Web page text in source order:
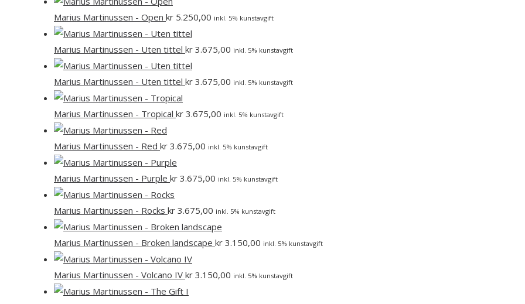
Marius Martinussen - Open kr 5.250,00 inkl. 5% kunstavgift
Marius Martinussen - Uten tittel kr 3.675,00 inkl. 5% kunstavgift
Marius Martinussen - Uten tittel kr 3.675,00 inkl. 5% kunstavgift
Marius Martinussen - Tropical kr 3.675,00 inkl. 5% kunstavgift
Marius Martinussen - Red kr 3.675,00 inkl. 5% kunstavgift
Marius Martinussen - Purple kr 3.675,00 inkl. 5% kunstavgift
Marius Martinussen - Rocks kr 3.675,00 inkl. 5% kunstavgift
Marius Martinussen - Broken landscape kr 3.150,00 inkl. 5% kunstavgift
Marius Martinussen - Volcano IV kr 3.150,00 inkl. 5% kunstavgift